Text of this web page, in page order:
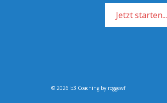
Jetzt starten...
© 2026 b3 Coaching by roggewf